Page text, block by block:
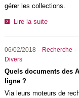
gérer les collections.
Lire la suite
06/02/2018 - Recherche -
Divers
Quels documents des
ligne ?
Via leurs moteurs de